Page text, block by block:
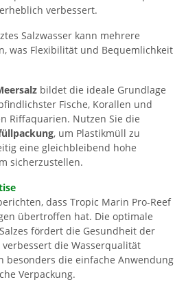
verbessert.
Salzwasser kann mehrere
was Flexibilität und Bequemlichkeit
bildet die ideale Grundlage
Fische, Korallen und
Riffaquarien. Nutzen Sie die
, um Plastikmüll zu
eine gleichbleibend hohe
sicherzustellen.
dass Tropic Marin Pro-Reef
übertroffen hat. Die optimale
fördert die Gesundheit der
die Wasserqualität
besonders die einfache Anwendung
Verpackung.